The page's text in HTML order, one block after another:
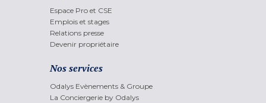
Espace Pro et CSE
Emplois et stages
Relations presse
Devenir propriétaire
Nos services
Odalys Evènements & Groupe
La Conciergerie by Odalys